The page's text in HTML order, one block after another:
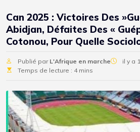
Can 2025 : Victoires Des
Abidjan, Défaites Des «
Cotonou, Pour Quelle
Publié par L'Afrique en marche il y a
Temps de lecture : 4 mins